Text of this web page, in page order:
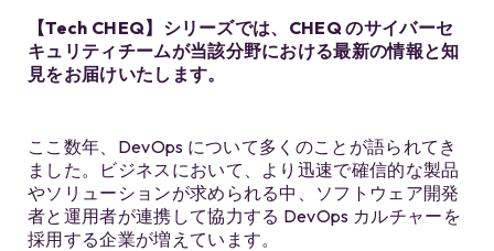
【Tech CHEQ】シリーズでは、CHEQ のサイバーセ
キュリティチームが当該分野における最新の情報と知
見をお届けいたします。
ここ数年、DevOps について多くのことが語られてき
ました。ビジネスにおいて、より迅速で確信的な製品
やソリューションが求められる中、ソフトウェア開発
者と運用者が連携して協力する DevOps カルチャーを
採用する企業が増えています。